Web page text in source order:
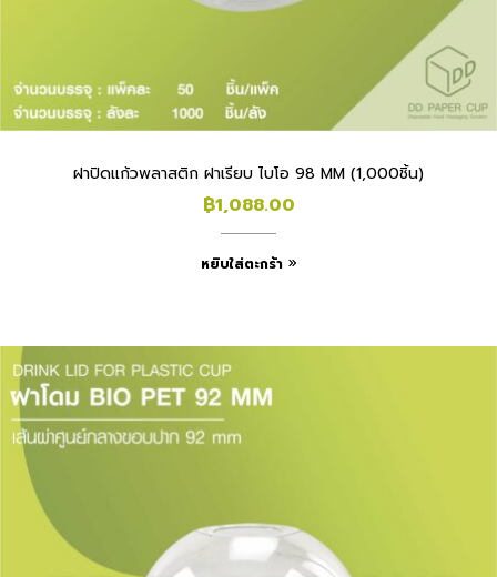
ฝาปิดแก้วพลาสติก ฝาเรียบ ไบโอ 98 MM (1,000ชิ้น)
฿1,088.00
หยิบใส่ตะกร้า